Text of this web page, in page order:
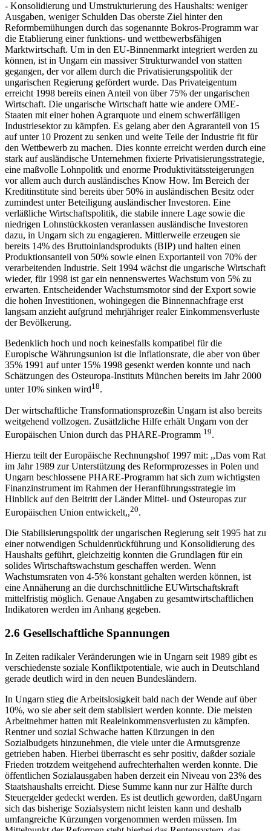
- Konsolidierung und Umstrukturierung des Haushalts: weniger
Ausgaben, weniger Schulden Das oberste Ziel hinter den
Reformbemühungen durch das sogenannte Bokros-Programm war
die Etablierung einer funktions- und wettbewerbsfähigen
Marktwirtschaft. Um in den EU-Binnenmarkt integriert werden zu
können, ist in Ungarn ein massiver Strukturwandel von statten
gegangen, der vor allem durch die Privatisierungspolitik der
ungarischen Regierung gefördert wurde. Das Privateigentum
erreicht 1998 bereits einen Anteil von über 75% der ungarischen
Wirtschaft. Die ungarische Wirtschaft hatte wie andere OME-
Staaten mit einer hohen Agrarquote und einem schwerfälligen
Industriesektor zu kämpfen. Es gelang aber den Agraranteil von 15
auf unter 10 Prozent zu senken und weite Teile der Industrie fit für
den Wettbewerb zu machen. Dies konnte erreicht werden durch eine
stark auf ausländische Unternehmen fixierte Privatisierungsstrategie,
eine maßvolle Lohnpolitk und enorme Produktivitätssteigerungen
vor allem auch durch ausländisches Know How. Im Bereich der
Kreditinstitute sind bereits über 50% in ausländischen Besitz oder
zumindest unter Beteiligung ausländischer Investoren. Eine
verläßliche Wirtschaftspolitik, die stabile innere Lage sowie die
niedrigen Lohnstückkosten veranlassen ausländische Investoren
dazu, in Ungarn sich zu engagieren. Mittlerweile erzeugen sie
bereits 14% des Bruttoinlandsprodukts (BIP) und halten einen
Produktionsanteil von 50% sowie einen Exportanteil von 70% der
verarbeitenden Industrie. Seit 1994 wächst die ungarische Wirtschaft
wieder, für 1998 ist gar ein nennenswertes Wachstum von 5% zu
erwarten. Entscheidender Wachstumsmotor sind der Export sowie
die hohen Investitionen, wohingegen die Binnennachfrage erst
langsam anzieht aufgrund mehrjähriger realer Einkommensverluste
der Bevölkerung.
Bedenklich hoch und noch keinesfalls kompatibel für die
Europische Währungsunion ist die Inflationsrate, die aber von über
35% 1991 auf unter 15% 1998 gesenkt werden konnte und nach
Schätzungen des Osteuropa-Instituts München bereits im Jahr 2000
unter 10% sinken wird18.
Der wirtschaftliche Transformationsprozeßin Ungarn ist also bereits
weitgehend vollzogen. Zusätlzliche Hilfe erhält Ungarn von der
Europäischen Union durch das PHARE-Programm 19.
Hierzu teilt der Europäische Rechnungshof 1997 mit: ,,Das vom Rat
im Jahr 1989 zur Unterstützung des Reformprozesses in Polen und
Ungarn beschlossene PHARE-Programm hat sich zum wichtigsten
Finanzinstrument im Rahmen der Heranführungsstrategie im
Hinblick auf den Beitritt der Länder Mittel- und Osteuropas zur
Europäischen Union entwickelt,,20.
Die Stabilisierungspolitk der ungarischen Regierung seit 1995 hat zu
einer notwendigen Schuldenrückführung und Konsolidierung des
Haushalts geführt, gleichzeitig konnten die Grundlagen für ein
solides Wirtschaftswachstum geschaffen werden. Wenn
Wachstumsraten von 4-5% konstant gehalten werden können, ist
eine Annäherung an die durchschnittliche EUWirtschaftskraft
mittelfristig möglich. Genaue Angaben zu gesamtwirtschaftlichen
Indikatoren werden im Anhang gegeben.
2.6 Gesellschaftliche Spannungen
In Zeiten radikaler Veränderungen wie in Ungarn seit 1989 gibt es
verschiedenste soziale Konfliktpotentiale, wie auch in Deutschland
gerade deutlich wird in den neuen Bundesländern.
In Ungarn stieg die Arbeitslosigkeit bald nach der Wende auf über
10%, wo sie aber seit dem stablisiert werden konnte. Die meisten
Arbeitnehmer hatten mit Realeinkommensverlusten zu kämpfen.
Rentner und sozial Schwache hatten Kürzungen in den
Sozialbudgets hinzunehmen, die viele unter die Armutsgrenze
getrieben haben. Hierbei überrascht es sehr positiv, daßder soziale
Frieden trotzdem weitgehend aufrechterhalten werden konnte. Die
öffentlichen Sozialausgaben haben derzeit ein Niveau von 23% des
Staatshaushalts erreicht. Diese Summe kann nur zur Hälfte durch
Steuergelder gedeckt werden. Es ist deutlich geworden, daßUngarn
sich das bisherige Sozialsystem nicht leisten kann und deshalb
umfangreiche Kürzungen vorgenommen werden müssen. Im